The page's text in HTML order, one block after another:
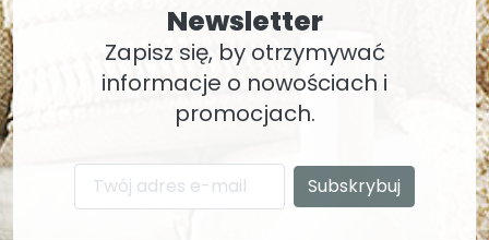
Newsletter
Zapisz się, by otrzymywać
informacje o nowościach i
promocjach.